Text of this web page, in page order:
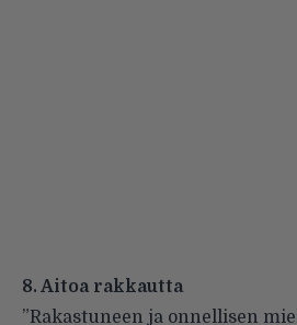
8. Aitoa rakkautta
”Rakastuneen ja onnellisen